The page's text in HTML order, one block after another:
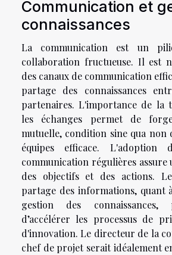
Communication et
connaissances
La communication est un
collaboration fructueuse. Il est
des canaux de communication
partage des connaissances
partenaires. L'importance de la
les échanges permet de
mutuelle, condition sine qua non
équipes efficace. L'adoption
communication régulières assure
des objectifs et des actions.
partage des informations, quant
gestion des connaissances,
d’accélérer les processus de
d'innovation. Le directeur de la
chef de projet serait idéalement